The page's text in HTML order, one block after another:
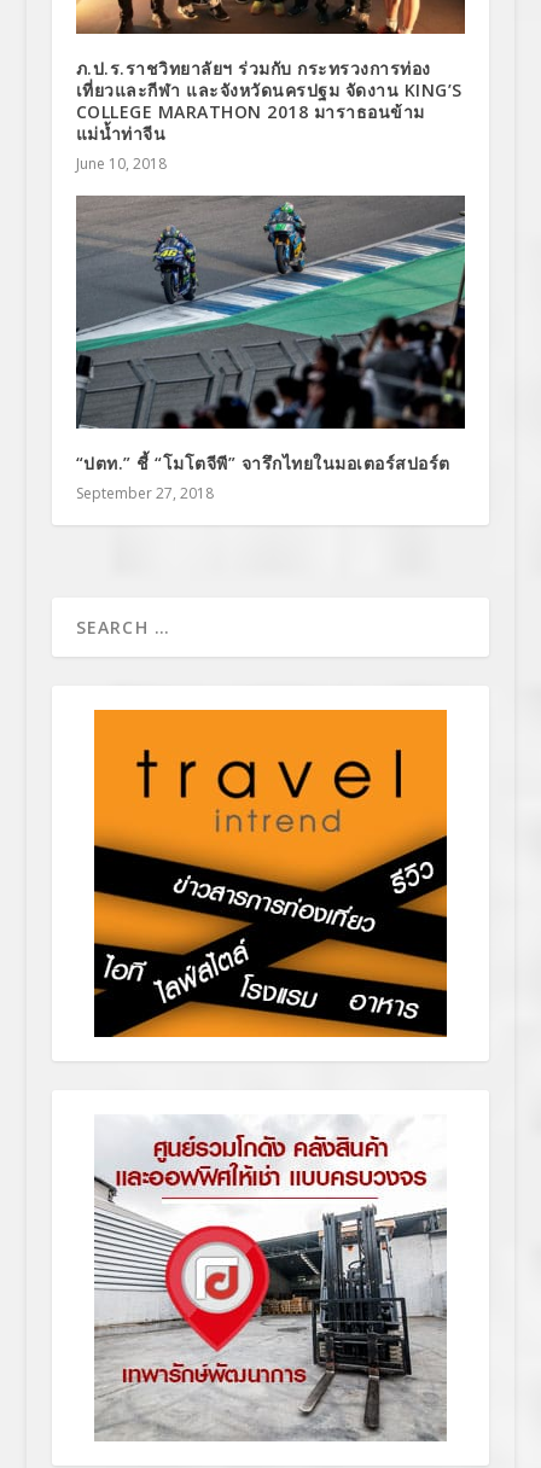
ภ.ป.ร.ราชวิทยาลัยฯ ร่วมกับ กระทรวงการท่อง
เที่ยวและกีฬา และจังหวัดนครปฐม จัดงาน KING’S
COLLEGE MARATHON 2018 มาราธอนข้าม
แม่น้ำท่าจีน
June 10, 2018
“ปตท.” ชี้ “โมโตจีพี” จารึกไทยในมอเตอร์สปอร์ต
September 27, 2018